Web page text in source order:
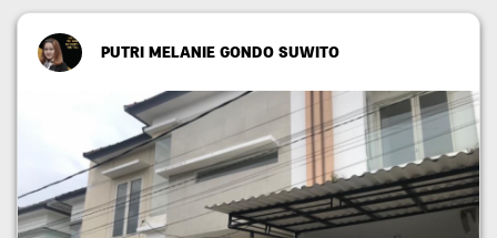
PUTRI MELANIE GONDO SUWITO